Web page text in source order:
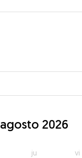
agosto 2026
ju vi